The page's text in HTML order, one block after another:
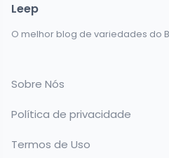
Leep
O melhor blog de variedades do
Sobre Nós
Política de privacidade
Termos de Uso